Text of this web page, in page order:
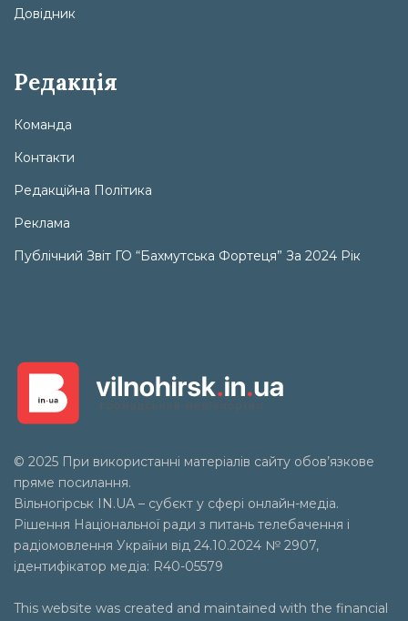
Довідник
Редакція
Команда
Контакти
Редакційна Політика
Реклама
Публічний Звіт ГО “Бахмутська Фортеця” За 2024 Рік
© 2025 При використанні матеріалів сайту обов’язкове
пряме посилання.
Вільногірськ IN.UA – субєкт у сфері онлайн-медіа.
Рішення Національної ради з питань телебачення і
радіомовлення України від 24.10.2024 № 2907,
ідентифікатор медіа: R40-05579
This website was created and maintained with the financial